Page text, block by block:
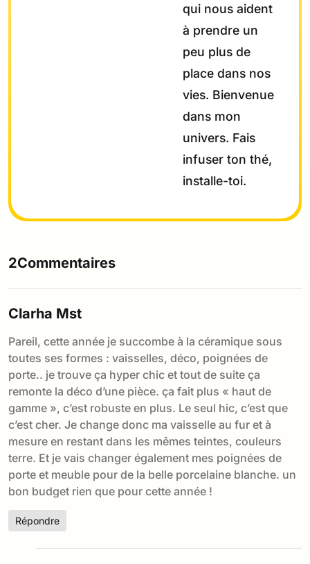
qui nous aident
à prendre un
peu plus de
place dans nos
vies. Bienvenue
dans mon
univers. Fais
infuser ton thé,
installe-toi.
2Commentaires
Clarha Mst
Pareil, cette année je succombe à la céramique sous
toutes ses formes : vaisselles, déco, poignées de
porte.. je trouve ça hyper chic et tout de suite ça
remonte la déco d’une pièce. ça fait plus « haut de
gamme », c’est robuste en plus. Le seul hic, c’est que
c’est cher. Je change donc ma vaisselle au fur et à
mesure en restant dans les mêmes teintes, couleurs
terre. Et je vais changer également mes poignées de
porte et meuble pour de la belle porcelaine blanche. un
bon budget rien que pour cette année !
Répondre